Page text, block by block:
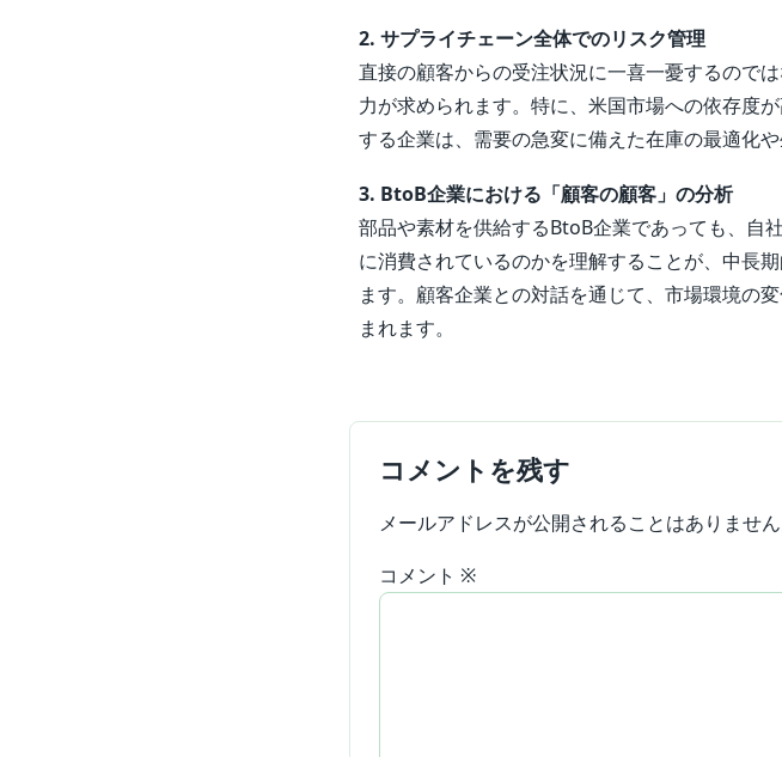
2. サプライチェーン全体でのリスク管理
直接の顧客からの受注状況に一喜一憂するので
力が求められます。特に、米国市場への依存度
する企業は、需要の急変に備えた在庫の最適化
3. BtoB企業における「顧客の顧客」の分析
部品や素材を供給するBtoB企業であっても、自
に消費されているのかを理解することが、中長
ます。顧客企業との対話を通じて、市場環境の
まれます。
コメントを残す
メールアドレスが公開されることはありません
コメント ※